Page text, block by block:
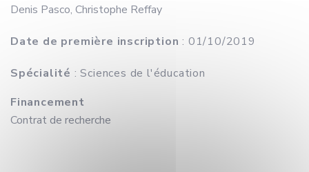
Denis Pasco, Christophe Reffay
Date de première inscription : 01/10/2019
Spécialité : Sciences de l'éducation
Financement
Contrat de recherche